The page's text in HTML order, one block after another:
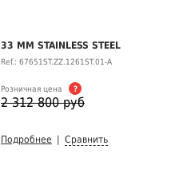
33 MM STAINLESS STEEL
Ref.: 67651ST.ZZ.1261ST.01-A
Розничная цена ?
2 312 800 руб
Подробнее Сравнить